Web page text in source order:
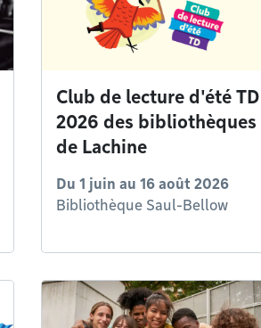
Club de lecture d'été TD
2026 des bibliothèques
de Lachine
Du 1 juin au 16 août 2026
Bibliothèque Saul-Bellow